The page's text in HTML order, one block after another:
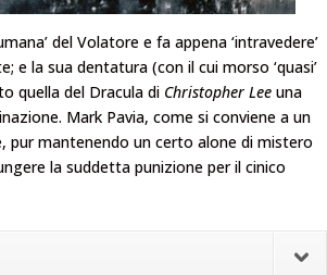
del Volatore e fa appena ‘intravedere’
la sua dentatura (con il cui morso ‘quasi’
quella del Dracula di Christopher Lee una
Mark Pavia, come si conviene a un
pur mantenendo un certo alone di mistero
la suddetta punizione per il cinico